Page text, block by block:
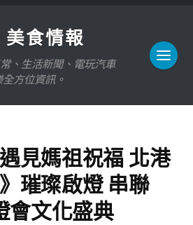
食情報
、生活新聞、電玩汽車
方位資訊。
見媽祖祝福 北港
璀璨啟燈 串聯
會文化盛典